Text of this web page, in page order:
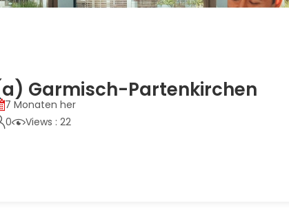
Garmisch-Partenkirchen
7 Monaten her
0 Views : 22